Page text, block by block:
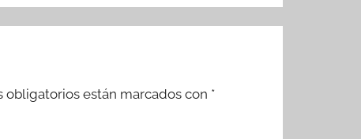
obligatorios están marcados con *